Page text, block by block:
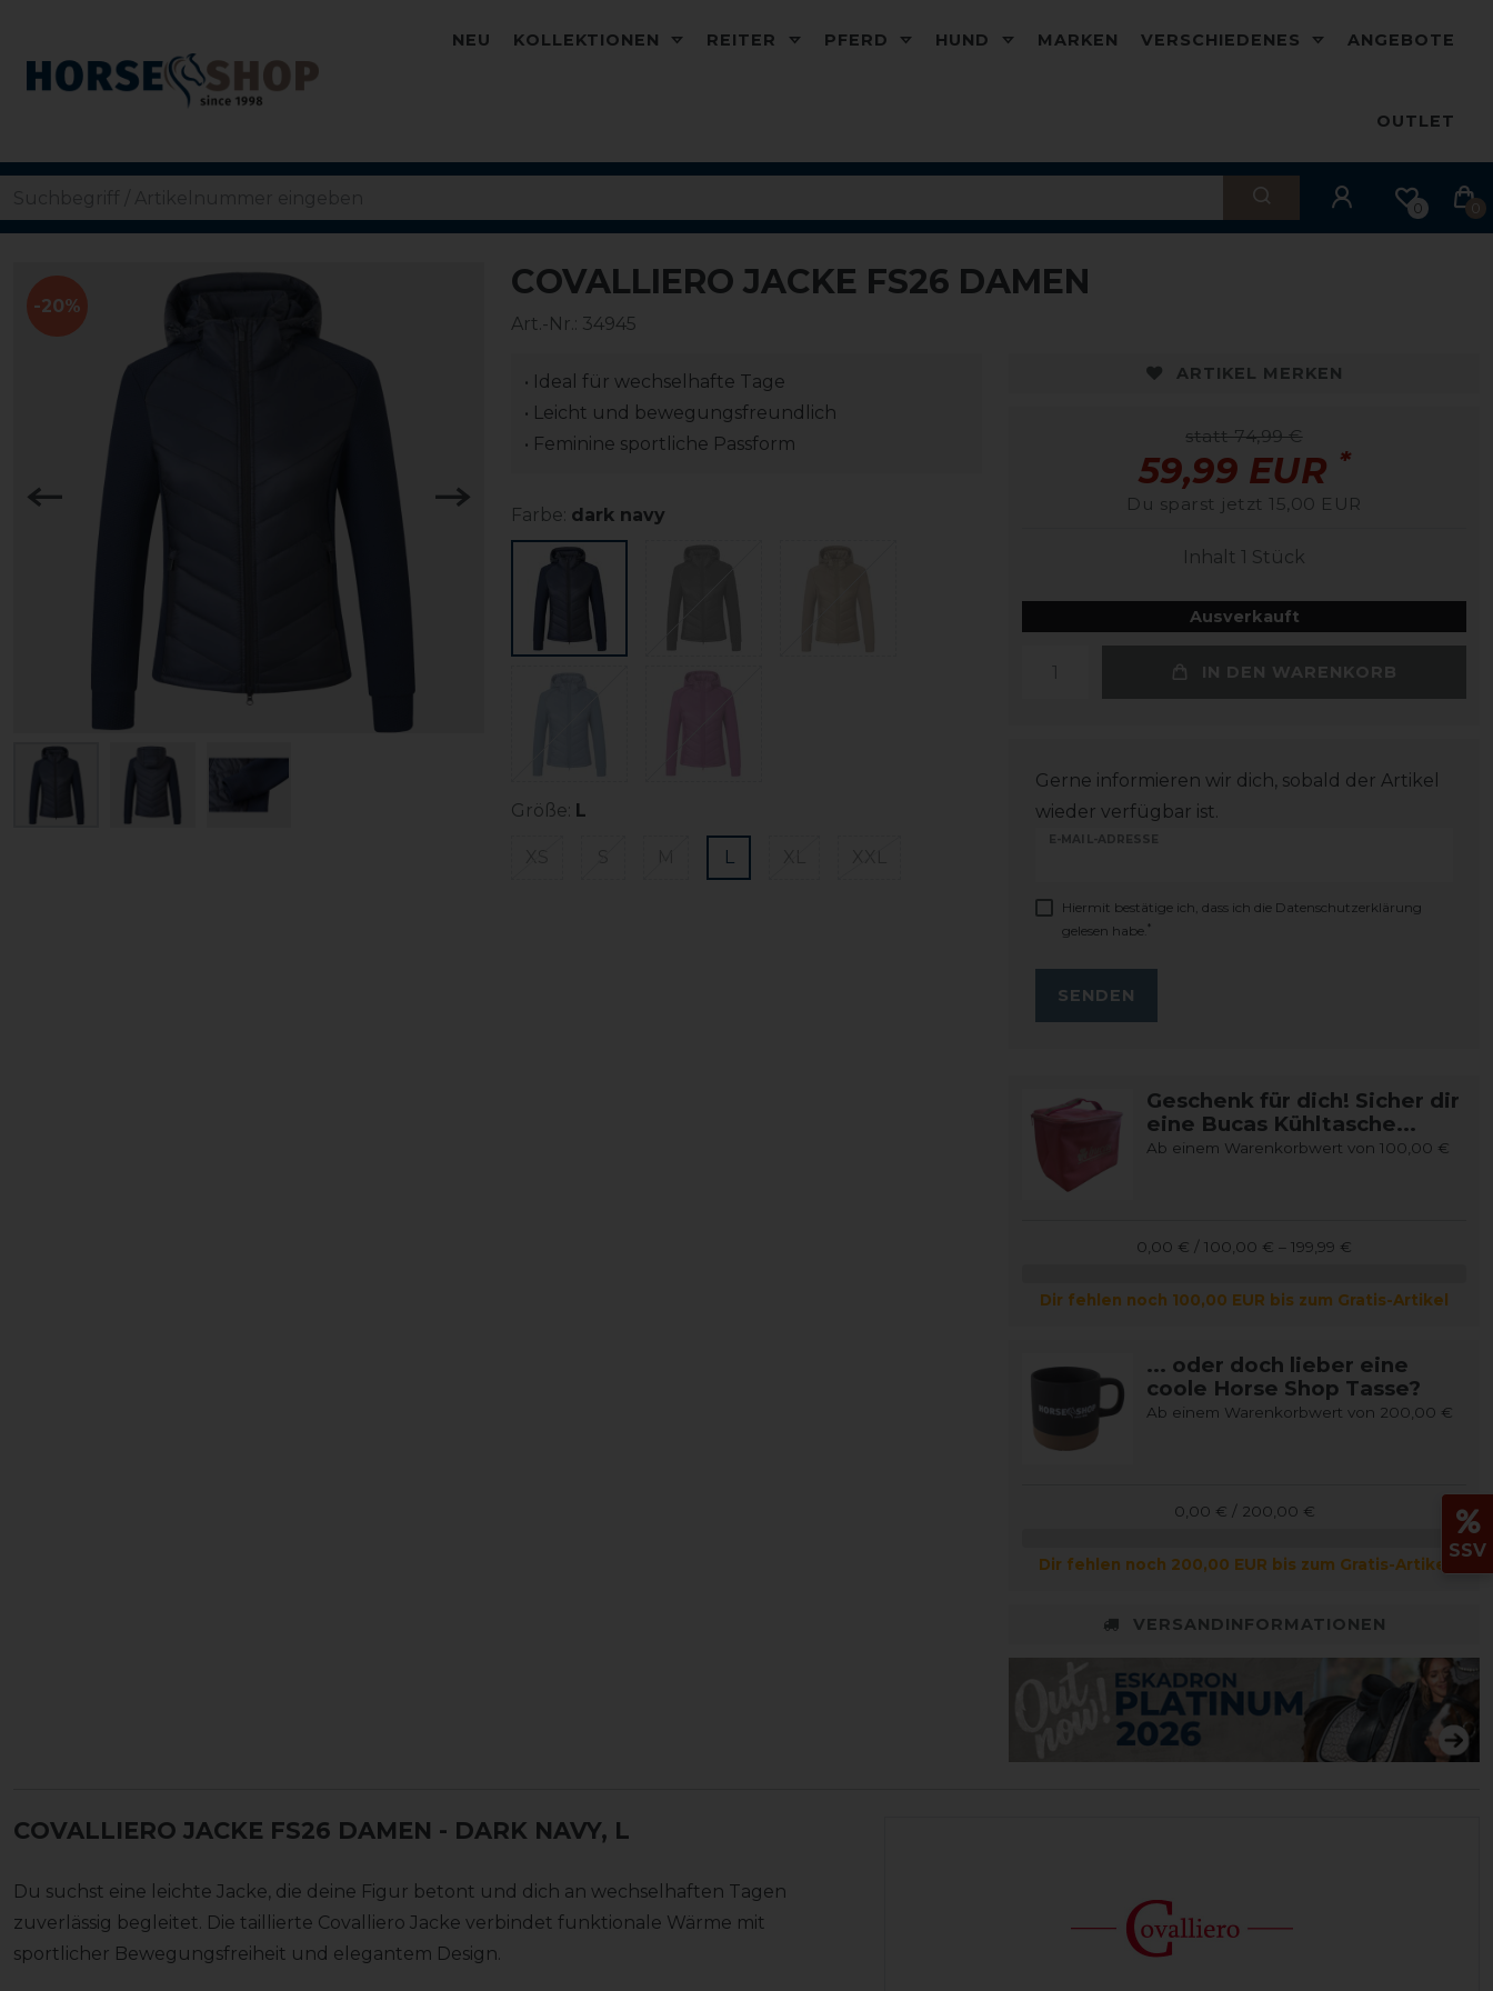
NEU KOLLEKTIONEN REITER PFERD HUND MARKEN VERSCHIEDENES ANGEBOTE
OUTLET
0 0
-20%
COVALLIERO JACKE FS26 DAMEN
Art.-Nr.: 34945
• Ideal für wechselhafte Tage
• Leicht und bewegungsfreundlich
• Feminine sportliche Passform
Farbe: dark navy
Größe: L
L
ARTIKEL MERKEN
statt 74,99 €
59,99 EUR *
Du sparst jetzt 15,00 EUR
Inhalt 1 Stück
Ausverkauft
IN DEN WARENKORB
Gerne informieren wir dich, sobald der Artikel
wieder verfügbar ist.
E-MAIL-ADRESSE
Hiermit bestätige ich, dass ich die Daten­schutz­erklärung
gelesen habe. *
SENDEN
Geschenk für dich! Sicher dir
eine Bucas Kühltasche...
Ab einem Warenkorbwert von 100,00 €
0,00 € / 100,00 € – 199,99 €
Dir fehlen noch 100,00 EUR bis zum Gratis-Artikel
... oder doch lieber eine
coole Horse Shop Tasse?
Ab einem Warenkorbwert von 200,00 €
0,00 € / 200,00 €
Dir fehlen noch 200,00 EUR bis zum Gratis-Artikel
VERSANDINFORMATIONEN
COVALLIERO JACKE FS26 DAMEN - DARK NAVY, L
Du suchst eine leichte Jacke, die deine Figur betont und dich an wechselhaften Tagen
zuverlässig begleitet. Die taillierte Covalliero Jacke verbindet funktionale Wärme mit
sportlicher Bewegungsfreiheit und elegantem Design.
SSV